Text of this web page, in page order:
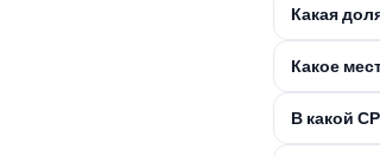
Какая
Какое
В какой